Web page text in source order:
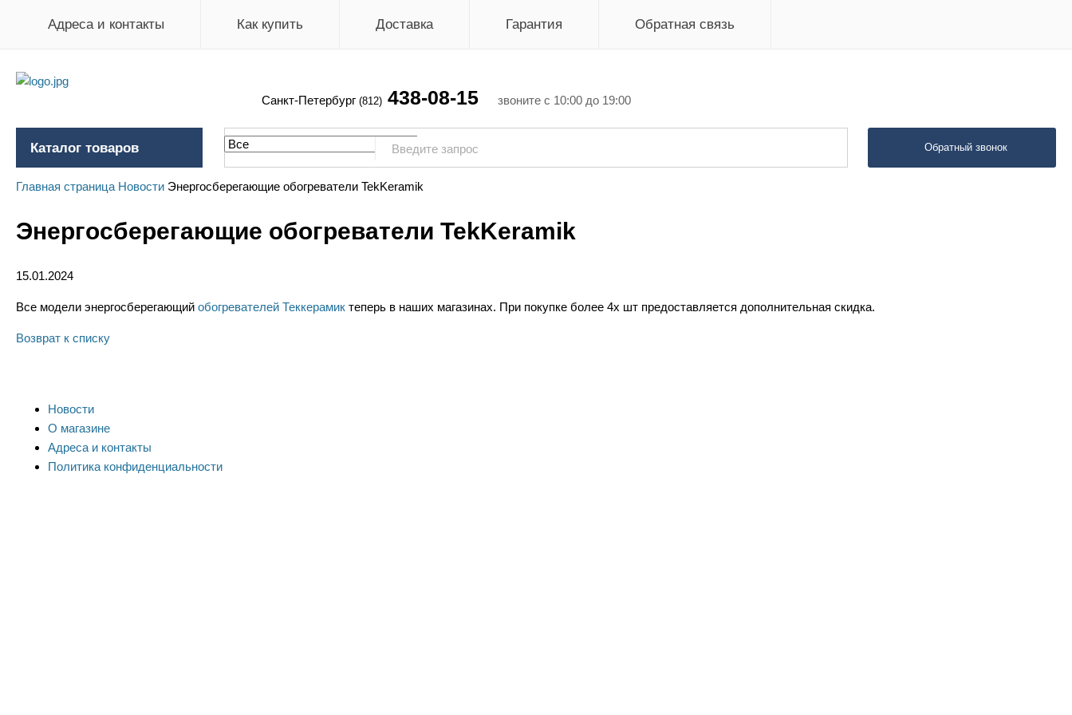
Адреса и контакты Как купить Доставка Гарантия Обратная связь
Санкт-Петербург (812) 438-08-15 звоните с 10:00 до 19:00
Каталог товаров Обратный звонок
Главная страница Новости Энергосберегающие обогреватели TekKeramik
Энергосберегающие обогреватели TekKeramik
15.01.2024
Все модели энергосберегающий обогревателей Теккерамик теперь в наших магазинах. При покупке более 4х шт предоставляется дополнительная скидка.
Возврат к списку
Новости
О магазине
Адреса и контакты
Политика конфиденциальности